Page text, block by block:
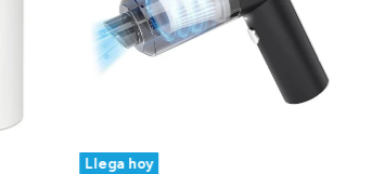
Llega hoy